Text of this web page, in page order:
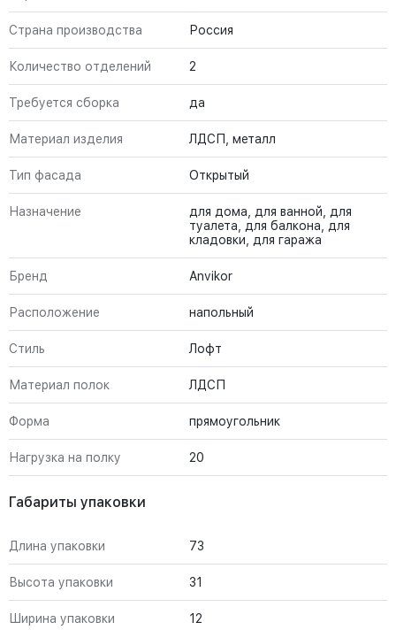
Страна производства Россия
Количество отделений 2
Требуется сборка да
Материал изделия ЛДСП, металл
Тип фасада Открытый
Назначение
для дома, для ванной, для
туалета, для балкона, для
кладовки, для гаража
Бренд Anvikor
Расположение напольный
Стиль Лофт
Материал полок ЛДСП
Форма прямоугольник
Нагрузка на полку 20
Габариты упаковки
Длина упаковки 73
Высота упаковки 31
Ширина упаковки 12